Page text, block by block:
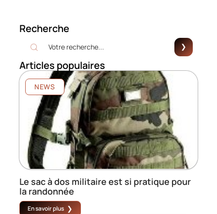
Recherche
Articles populaires
NEWS
Le sac à dos militaire est si pratique pour
la randonnée
En savoir plus